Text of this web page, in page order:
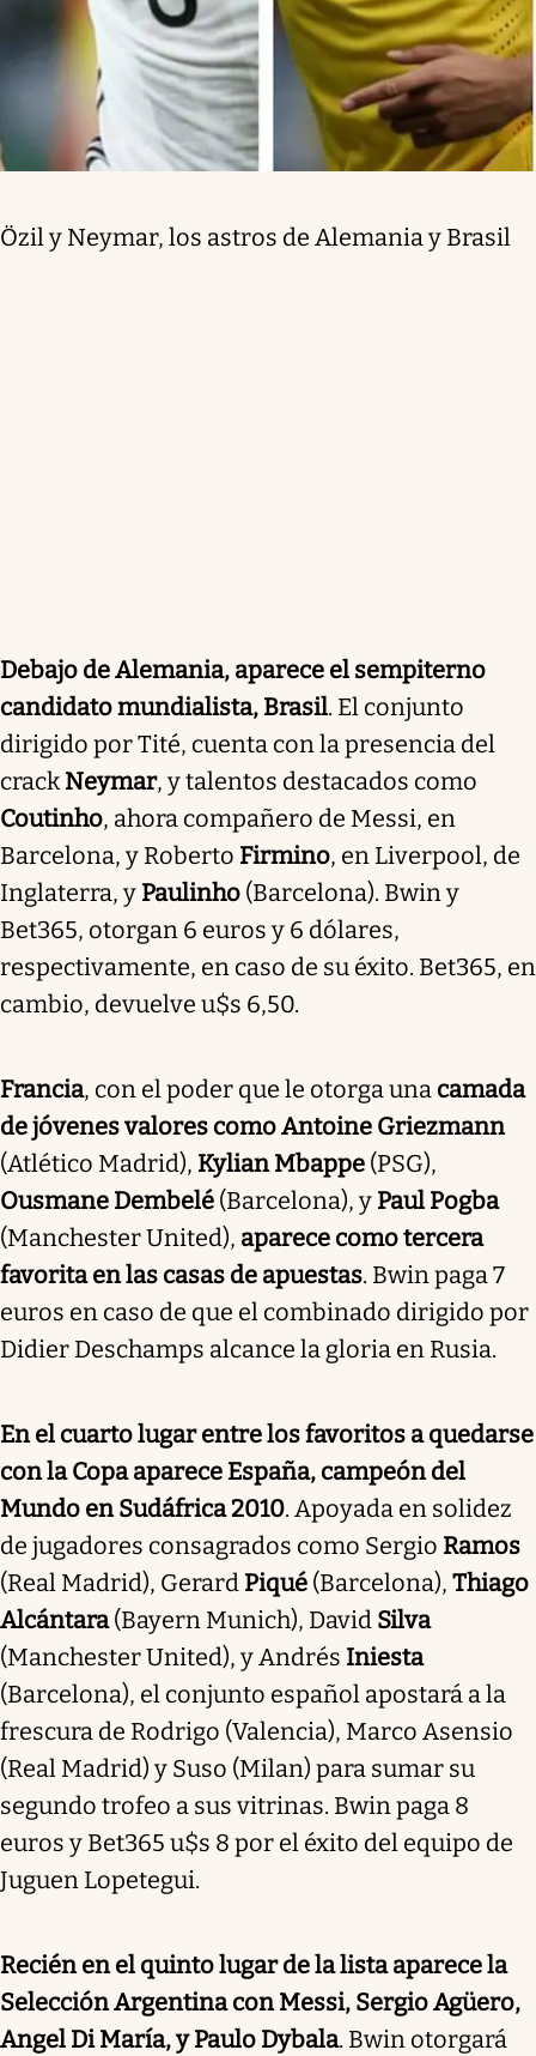
Özil y Neymar, los astros de Alemania y Brasil
Debajo de Alemania, aparece el sempiterno
candidato mundialista, Brasil. El conjunto
dirigido por Tité, cuenta con la presencia del
crackNeymar, y talentos destacados como
Coutinho, ahora compañero de Messi, en
Barcelona, y Roberto Firmino, en Liverpool, de
Inglaterra, y Paulinho (Barcelona). Bwin y
Bet365, otorgan 6 euros y 6 dólares,
respectivamente, en caso de su éxito. Bet365, en
cambio, devuelve u$s 6,50.
Francia, con el poder que le otorga una camada
de jóvenes valores como Antoine Griezmann
(Atlético Madrid), Kylian Mbappe (PSG),
Ousmane Dembelé (Barcelona), y Paul Pogba
(Manchester United), aparece como tercera
favorita en las casas de apuestas. Bwin paga 7
euros en caso de que el combinado dirigido por
Didier Deschamps alcance la gloria en Rusia.
En el cuarto lugar entre los favoritos a quedarse
con la Copa aparece España, campeón del
Mundo en Sudáfrica 2010. Apoyada en solidez
de jugadores consagrados como Sergio Ramos
(Real Madrid), Gerard Piqué (Barcelona), Thiago
Alcántara(Bayern Munich), David Silva
(Manchester United), y Andrés Iniesta
(Barcelona), el conjunto español apostará a la
frescura de Rodrigo (Valencia), Marco Asensio
(Real Madrid) y Suso (Milan) para sumar su
segundo trofeo a sus vitrinas. Bwin paga 8
euros y Bet365 u$s 8 por el éxito del equipo de
Juguen Lopetegui.
Recién en el quinto lugar de la lista aparece la
Selección Argentina con Messi, Sergio Agüero,
Angel Di María, y Paulo Dybala. Bwin otorgará